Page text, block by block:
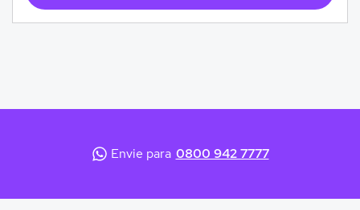
Envie para 0800 942 7777